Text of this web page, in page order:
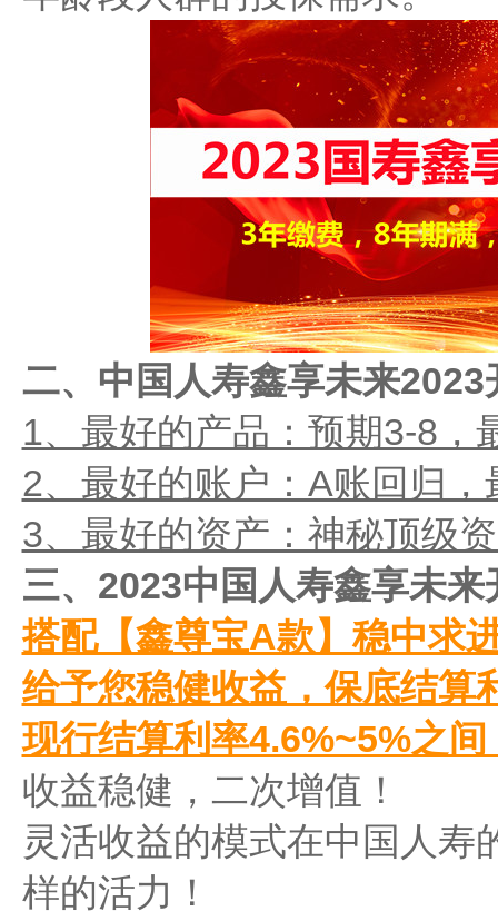
二、中国人寿鑫享未来
1、最好的产品：预期3-8，
2、最好的账户：A账回归
3、最好的资产：神秘顶级
三、2023中国人寿鑫享未
搭配【鑫尊宝A款】稳中求
给予您稳健收益，保底结算
现行结算利率4.6%~5%之间
收益稳健，二次增值！
灵活收益的模式在中国人寿
样的活力！